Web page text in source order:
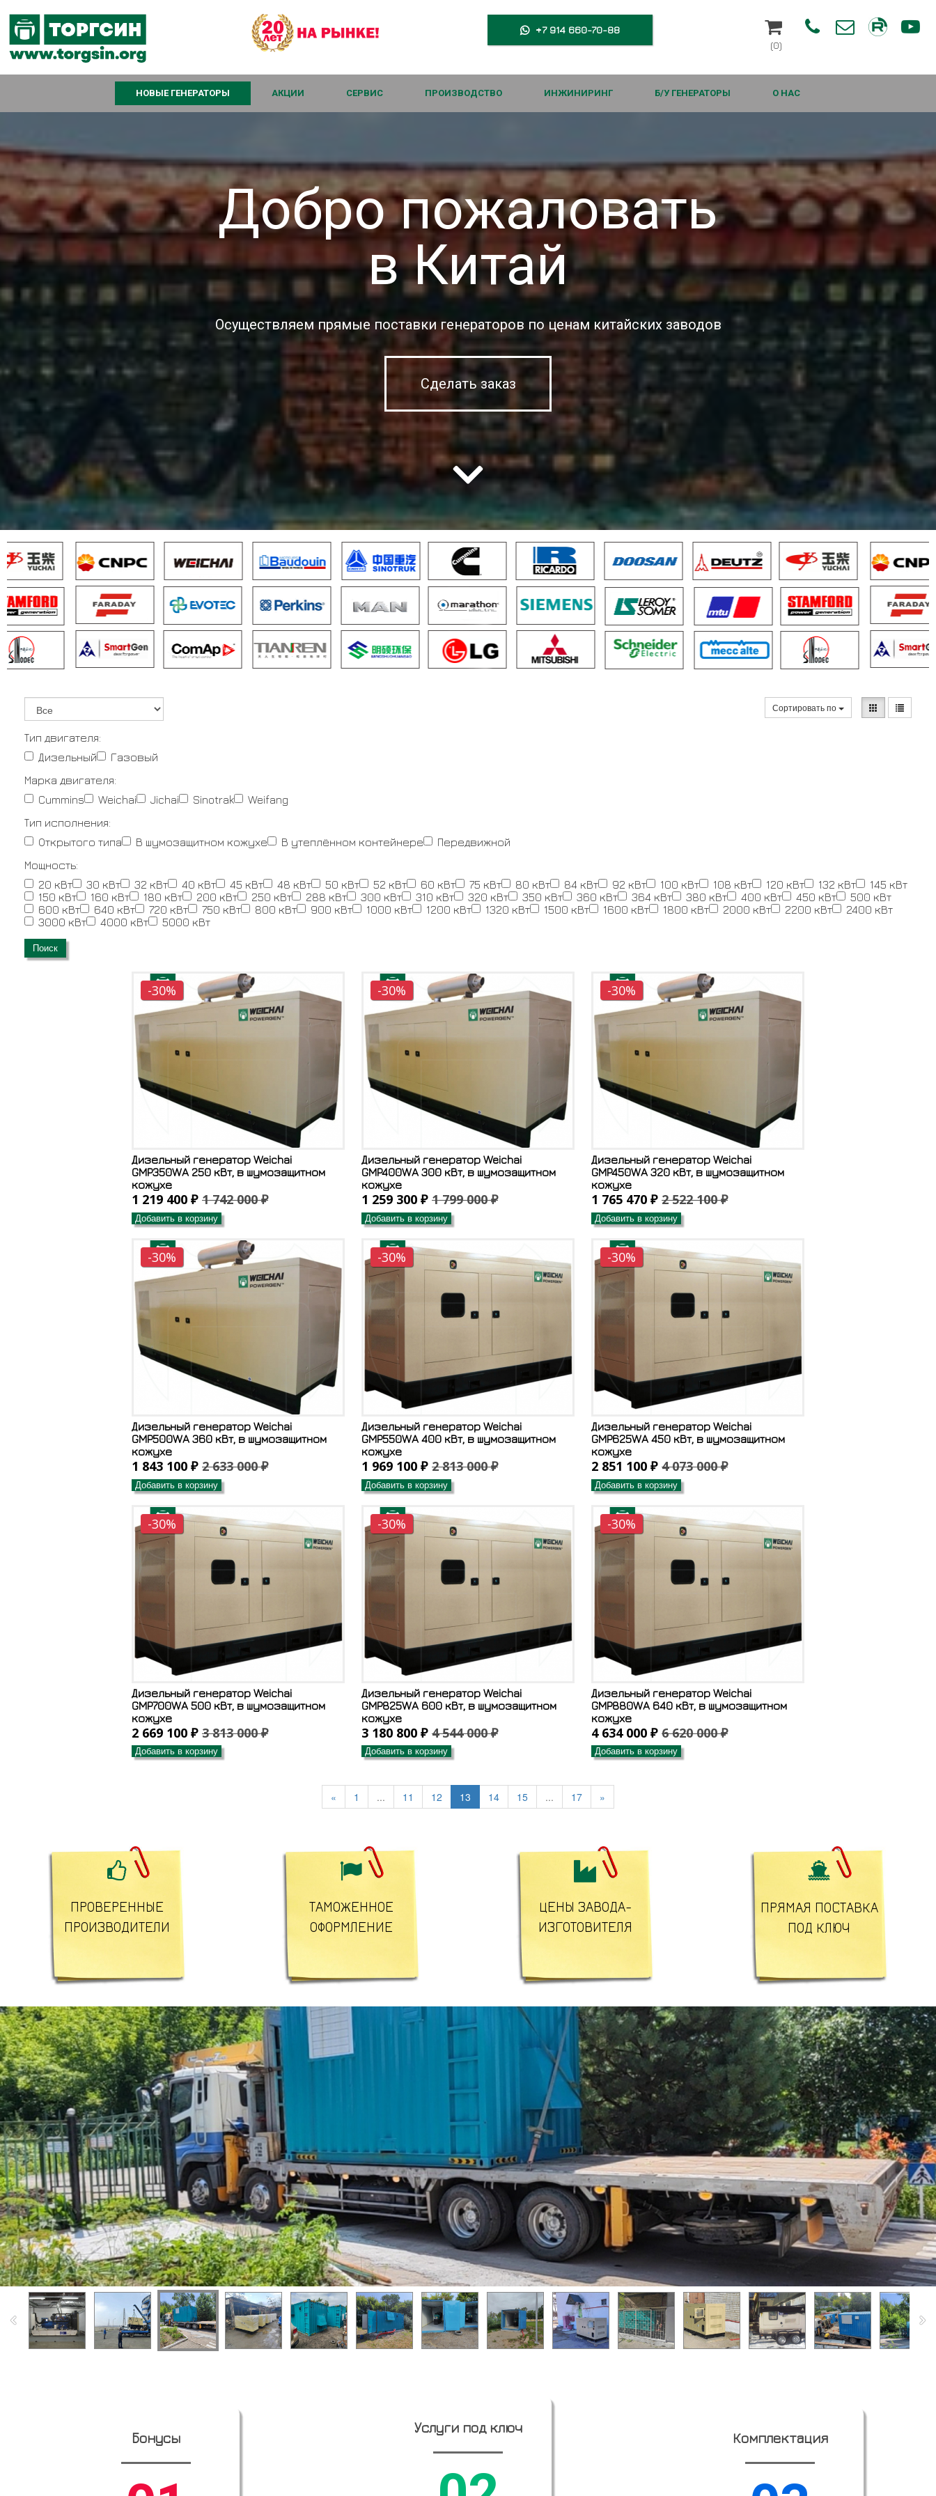
 +7 914 660-70-88 
(0)
  
НОВЫЕ ГЕНЕРАТОРЫ АКЦИИ СЕРВИС ПРОИЗВОДСТВО ИНЖИНИРИНГ Б/У ГЕНЕРАТОРЫ О НАС
Добро пожаловать
в Китай
Осуществляем прямые поставки генераторов по ценам китайских заводов
Сделать заказ
Сортировать по
Тип двигателя:
Дизельный
Газовый
Марка двигателя:
Cummins
Weichai Jichai Sinotrak
Weifang
Тип исполнения:
Открытого типа
В шумозащитном кожухе В утеплённом контейнере
Передвижной
Мощность:
20 кВт
30 кВт 32 кВт 40 кВт 45 кВт 48 кВт 50 кВт 52 кВт 60 кВт 75 кВт 80 кВт 84 кВт 92 кВт 100 кВт 108 кВт 120 кВт 132 кВт
145 кВт
150 кВт
160 кВт 180 кВт 200 кВт 250 кВт 288 кВт 300 кВт 310 кВт 320 кВт 350 кВт 360 кВт 364 кВт 380 кВт 400 кВт 450 кВт
500 кВт
600 кВт
640 кВт 720 кВт 750 кВт 800 кВт 900 кВт 1000 кВт 1200 кВт 1320 кВт 1500 кВт 1600 кВт 1800 кВт 2000 кВт 2200 кВт
2400 кВт
3000 кВт
4000 кВт 5000 кВт
Поиск
-30%
Дизельный генератор Weichai
GMP350WA 250 кВт, в шумозащитном
кожухе
1 219 400 ₽ 1 742 000 ₽
Добавить в корзину
-30%
Дизельный генератор Weichai
GMP400WA 300 кВт, в шумозащитном
кожухе
1 259 300 ₽ 1 799 000 ₽
Добавить в корзину
-30%
Дизельный генератор Weichai
GMP450WA 320 кВт, в шумозащитном
кожухе
1 765 470 ₽ 2 522 100 ₽
Добавить в корзину
-30%
Дизельный генератор Weichai
GMP500WA 360 кВт, в шумозащитном
кожухе
1 843 100 ₽ 2 633 000 ₽
Добавить в корзину
-30%
Дизельный генератор Weichai
GMP550WA 400 кВт, в шумозащитном
кожухе
1 969 100 ₽ 2 813 000 ₽
Добавить в корзину
-30%
Дизельный генератор Weichai
GMP625WA 450 кВт, в шумозащитном
кожухе
2 851 100 ₽ 4 073 000 ₽
Добавить в корзину
-30%
Дизельный генератор Weichai
GMP700WA 500 кВт, в шумозащитном
кожухе
2 669 100 ₽ 3 813 000 ₽
Добавить в корзину
-30%
Дизельный генератор Weichai
GMP825WA 600 кВт, в шумозащитном
кожухе
3 180 800 ₽ 4 544 000 ₽
Добавить в корзину
-30%
Дизельный генератор Weichai
GMP880WA 640 кВт, в шумозащитном
кожухе
4 634 000 ₽ 6 620 000 ₽
Добавить в корзину
« 1 ... 11 12 13 14 15 ... 17 »

ПРОВЕРЕННЫЕ
ПРОИЗВОДИТЕЛИ

ТАМОЖЕННОЕ
ОФОРМЛЕНИЕ

ЦЕНЫ ЗАВОДА-
ИЗГОТОВИТЕЛЯ

ПРЯМАЯ ПОСТАВКА
ПОД КЛЮЧ
Бонусы
Услуги под ключ
Комплектация